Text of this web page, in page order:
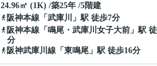
24.96㎡ (1K) /築25年 /5階建
阪神本線 「 武庫川
」駅 徒歩7分
阪神本線 「 鳴尾・武庫川女子大前 」駅
分
阪神武庫川線 「 東鳴尾 」駅 徒歩16分